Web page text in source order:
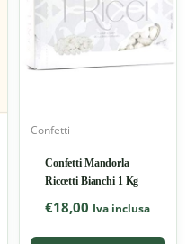
Confetti
Confetti Mandorla
Riccetti Bianchi 1 Kg
€18,00 Iva inclusa